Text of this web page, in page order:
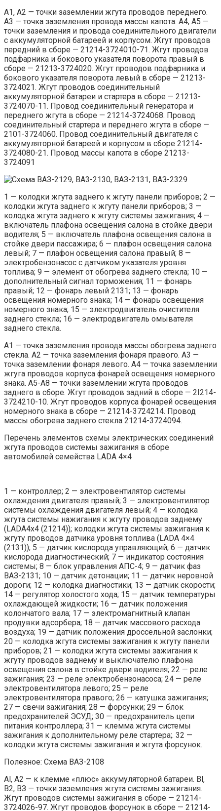
A1, A2 — точки заземлении жгута проводов переднего.
A3 — точка заземления провода массы капота. А4, А5 —
точки заземления и провода соединительного двигатели
с аккумуляторной батареей и корпусом. Жгут проводов
передний в сборе — 21214-3724010-71. Жгут проводов
подфарника и бокового указателя поворота правый в
сборе — 21213-3724020. Жгут проводов подфарника и
бокового указателя поворота левый в сборе — 21213-
3724021. Жгут проводов соединительный
аккумуляторной батареи и стартера в сборе — 21213-
3724070-11. Провод соединительный генератора и
переднего жгута в сборе — 21214-3724068. Провод
соединительный стартера и переднего жгута в сборе —
2101-3724060. Провод соединительный двигателя с
аккумуляторной батареей и корпусом в сборе 21214-
3724080-21. Провод массы капота в сборе 21213-
3724091
1 — колодки жгута заднего к жгуту панели приборов; 2 —
колодки жгута заднего к жгуту панели приборов; 3 —
колодка жгута заднего к жгуту системы зажигания; 4 —
включатель плафона освещения салона в стойке двери
водителя; 5 — включатель плафона освещения салона в
стойке двери пассажира; 6 — плафон освещения салона
левый; 7 — плафон освещения салона правый; 8 —
электробензонасос с датчиком указателя уровня
топлива; 9 — элемент от обогрева заднего стекла; 10 —
дополнительный сигнал торможения; 11 — фонарь
правый; 12 — фонарь левый 2131; 13 — фонарь
освещения номерного знака; 14 — фонарь освещения
номерного знака; 15 — электродвигатель очистителя
заднего стекла; 16 — электродвигатель омывателя
заднего стекла.
А1 — точка заземления провода массы обогрева заднего
стекла. А2 — точка заземления фонаря правого. A3 —
точка заземлении фонаря левого. А4 — точка заземлении
жгуга проводов корпуса фонарей освещения номерного
знака. А5-А8 — точки заземлении жгута проводов
заднего в сборе. Жгут проводов задний в сборе — 2I214-
3724210-10. Жгут проводов корпуса фонарей освещения
номерного знака в сборе — 21214-3724214. Провод
массы обогрева заднего стекла 21214-3724094.
Перечень элементов схемы электрических соединений
жгута проводов системы зажигания в сборе
автомобилей семейства LADA 4×4
1 — контроллер; 2 — электровентилятор системы
охлаждения двигателя правый; 3 — электровентилятор
системы охлаждения двигателя левый; 4 — колодка
жгута системы нажигания к жгуту проводов заднему
(LADA4x4 (21214)); колодки жгута системы зажигания к
жгуту проводов датчика уровня топлива (LADA 4×4
(2131)); 5 — датчик кислорода управляющий; 6 — датчик
кислорода диагностический; 7 — индикатор состояния
системы; 8 — блок управления АПС-4; 9 — датчик фаз
ВАЗ-2131; 10 — датчик детонации; 11 — датчик неровной
дороги; 12 — колодка диагностики; 13 — датчик скорости;
14 — регулятор холостого хода; 15 — датчик температуры
охлаждающей жидкости; 16 — датчик положения
колончатого вала; 17 — электромагнитный клапан
продувки адсорбера; 18 — датчик массового расхода
воздуха; 19 — датчик положения дроссельной заслонки;
20 — колодка жгута системы зажигания к жгуту панели
приборов; 21 — колодки жгута системы зажигания к
жгуту проводов заднему и выключателю плафона
освещения салона в стойке двери водителя; 22 — реле
зажигания; 23 — реле электробензонасоса; 24 — реле
электровентилятора левого; 25 — реле
электровентилятора правого; 26 — катушка зажигания;
27 — свечи зажигания; 28 — форсунки; 29 — блок
предохранителей ЭСУД; 30 — предохранитель цепи
питания контроллера; 31 — клемма жгута системы
зажигания к дополнительному реле стартера;. 32 —
колодки жгута системы зажигания и жгута форсунок.
Полезное: Схема ВАЗ-2108
Al, A2 — к клемме «плюс» аккумуляторной батареи. Bl,
B2, ВЗ — точки заземления жгута системы зажигания.
Жгут проводов системы зажигания в сборе — 21214-
3724026-97. Жгут проводов форсунок в сборе — 21214-